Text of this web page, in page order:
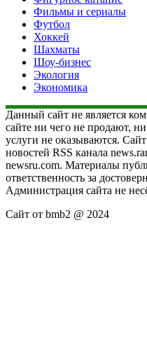
Фильмы и сериалы
Футбол
Хоккей
Шахматы
Шоу-бизнес
Экология
Экономика
Данный сайт не является
сайте ни чего не продают,
услуги не оказываются.
новостей RSS канала
newsru.com. Материалы
ответственность за
Администрация сайта не
Сайт от bmb2 @ 2024